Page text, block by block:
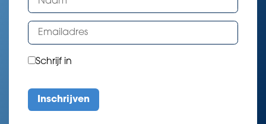
Schrijf in